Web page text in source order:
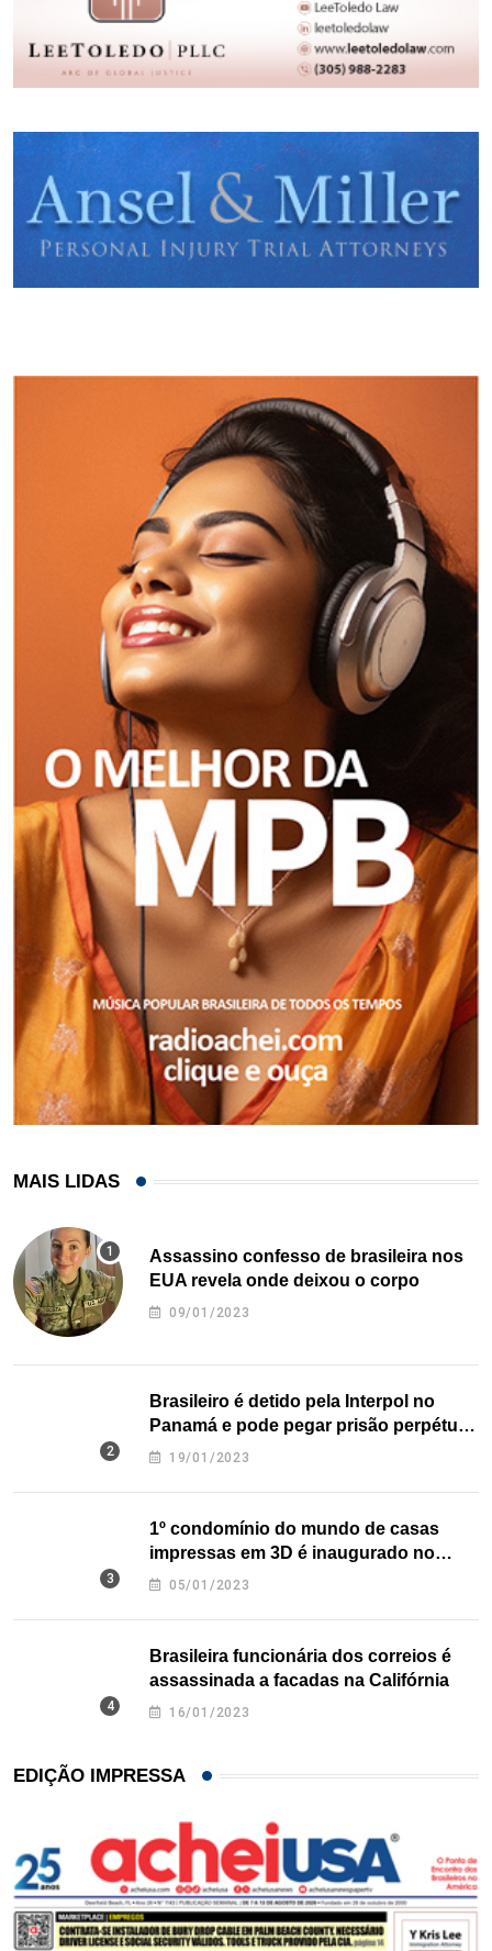
MAIS LIDAS
Assassino confesso de brasileira nos
EUA revela onde deixou o corpo
09/01/2023
Brasileiro é detido pela Interpol no
Panamá e pode pegar prisão perpétua
nos EUA
19/01/2023
1º condomínio do mundo de casas
impressas em 3D é inaugurado no
Texas
05/01/2023
Brasileira funcionária dos correios é
assassinada a facadas na Califórnia
16/01/2023
EDIÇÃO IMPRESSA